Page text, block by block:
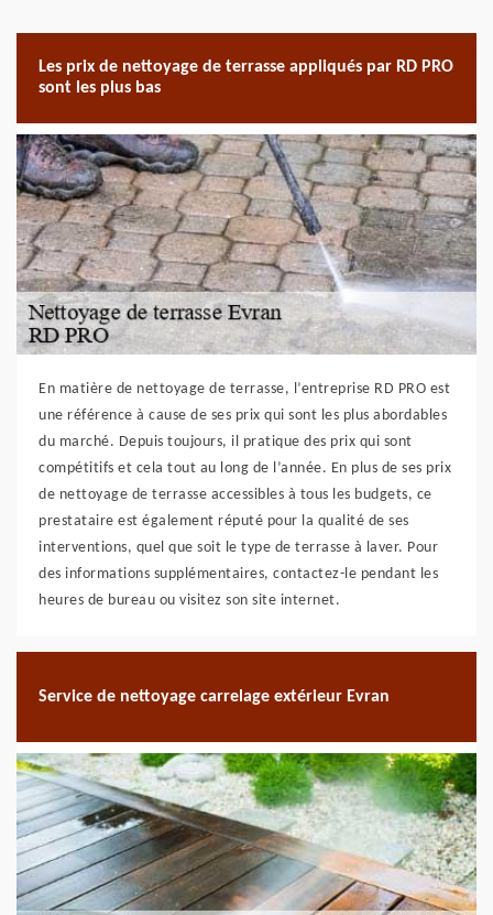
Les prix de nettoyage de terrasse appliqués par RD PRO
sont les plus bas
En matière de nettoyage de terrasse, l’entreprise RD PRO est
une référence à cause de ses prix qui sont les plus abordables
du marché. Depuis toujours, il pratique des prix qui sont
compétitifs et cela tout au long de l’année. En plus de ses prix
de nettoyage de terrasse accessibles à tous les budgets, ce
prestataire est également réputé pour la qualité de ses
interventions, quel que soit le type de terrasse à laver. Pour
des informations supplémentaires, contactez-le pendant les
heures de bureau ou visitez son site internet.
Service de nettoyage carrelage extérieur Evran